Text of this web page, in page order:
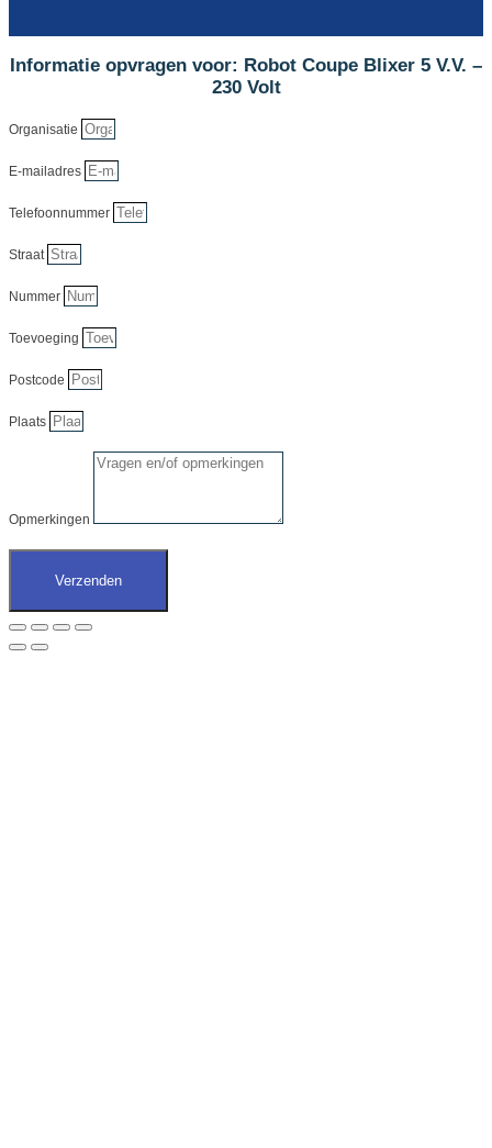
Informatie opvragen voor: Robot Coupe Blixer 5 V.V. –
230 Volt
Organisatie
E-mailadres
Telefoonnummer
Straat
Nummer
Toevoeging
Postcode
Plaats
Opmerkingen
Verzenden